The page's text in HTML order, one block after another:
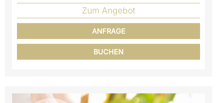
Zum Angebot
ANFRAGE
BUCHEN